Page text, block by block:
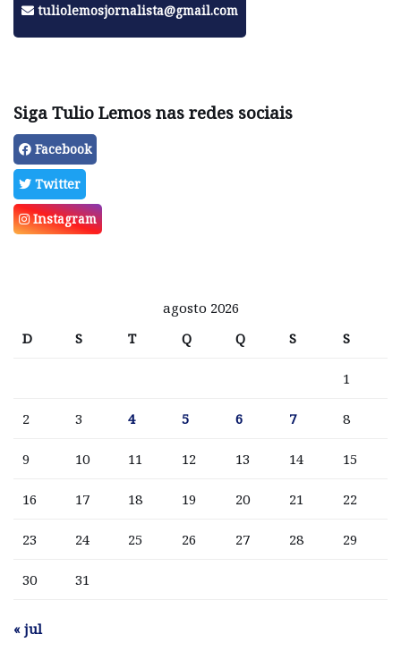
tuliolemosjornalista@gmail.com
Siga Tulio Lemos nas redes sociais
Facebook
Twitter
Instagram
agosto 2026
D
S T Q Q S S
1
2 3 4 5 6 7 8
9 10 11 12 13 14 15
16 17 18 19 20 21 22
23 24 25 26 27 28 29
30 31
« jul